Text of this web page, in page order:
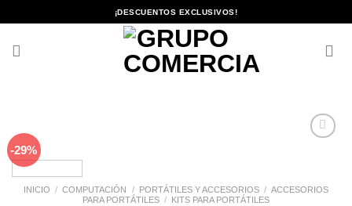
al
¡DESCUENTOS EXCLUSIVOS!
-29%
INICIO / COMPUTACIÓN / PORTÁTILES Y ACCESORIOS / ACCESORIOS
PARA PORTÁTILES / KITS PARA PORTÁTILES